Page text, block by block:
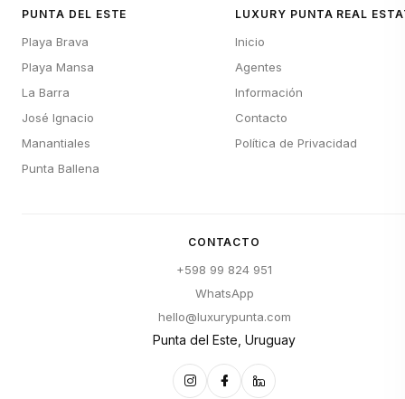
PUNTA DEL ESTE
Playa Brava
Playa Mansa
La Barra
José Ignacio
Manantiales
Punta Ballena
LUXURY PUNTA REAL
Inicio
Agentes
Información
Contacto
Política de Privacidad
CONTACTO
+598 99 824 951
WhatsApp
hello@luxurypunta.com
Punta del Este, Uruguay